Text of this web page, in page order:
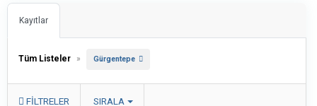
Kayıtlar
Tüm Listeler » Gürgentepe
FILTRELER SIRALA